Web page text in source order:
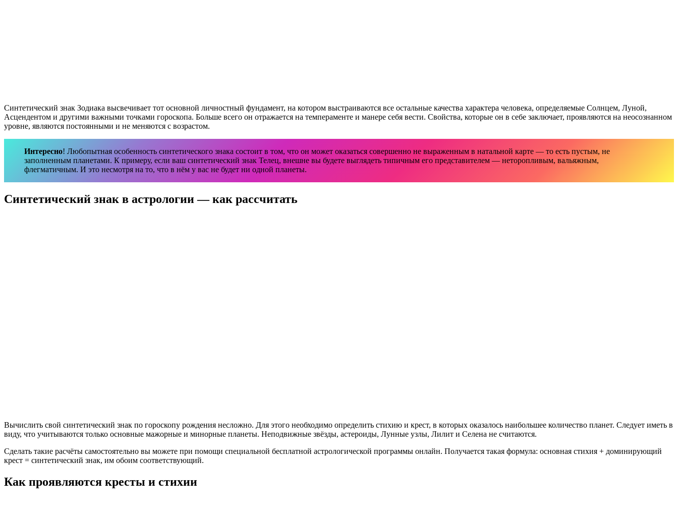
Синтетический знак Зодиака высвечивает тот основной личностный фундамент, на котором выстраиваются все остальные качества характера человека, определяемые Солнцем, Луной,
Асцендентом и другими важными точками гороскопа. Больше всего он отражается на темпераменте и манере себя вести. Свойства, которые он в себе заключает, проявляются на неосознанном
уровне, являются постоянными и не меняются с возрастом.
Интересно! Любопытная особенность синтетического знака состоит в том, что он может оказаться совершенно не выраженным в натальной карте — то есть пустым, не
заполненным планетами. К примеру, если ваш синтетический знак Телец, внешне вы будете выглядеть типичным его представителем — неторопливым, вальяжным,
флегматичным. И это несмотря на то, что в нём у вас не будет ни одной планеты.
Синтетический знак в астрологии — как рассчитать
Вычислить свой синтетический знак по гороскопу рождения несложно. Для этого необходимо определить стихию и крест, в которых оказалось наибольшее количество планет. Следует иметь в
виду, что учитываются только основные мажорные и минорные планеты. Неподвижные звёзды, астероиды, Лунные узлы, Лилит и Селена не считаются.
Сделать такие расчёты самостоятельно вы можете при помощи специальной бесплатной астрологической программы онлайн. Получается такая формула: основная стихия + доминирующий
крест = синтетический знак, им обоим соответствующий.
Как проявляются кресты и стихии